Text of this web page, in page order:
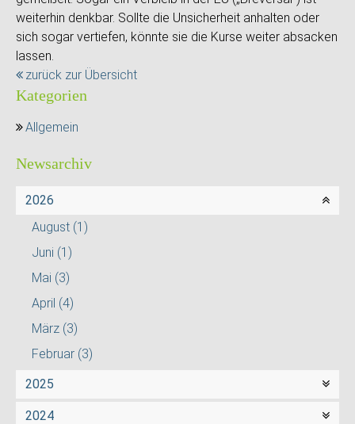
weiterhin denkbar. Sollte die Unsicherheit anhalten oder
sich sogar vertiefen, könnte sie die Kurse weiter absacken
lassen.
zurück zur Übersicht
Kategorien
Allgemein
Newsarchiv
2026
August (1)
Juni (1)
Mai (3)
April (4)
März (3)
Februar (3)
2025
2024